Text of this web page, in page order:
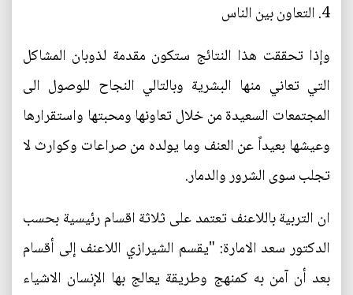
4. التعاون بين الناس
وإذا تحققت هذا النتائج ستكون مقدمة لذوبان المشاكل
التي تعاني منها البشرية وبالتالي النجاح للوصول الى
المجتمعات السعيدة من خلال تعاونها ومحبتها واستقرارها
وعيشها بعيداً عن العنف وما يولده من صراعات وكوارث لا
تجلب سوى الشرور والدمار.
ان التربية باللاعنف تعتمد على ثلاثة اقسام رئيسية بحسب
الدكتور سعد الامارة: "يقسم الشيرازي اللاعنف إلى أقسام
بعد أن آمن به كمنهج وطريقة يعالج بها الإنسان الاشياء